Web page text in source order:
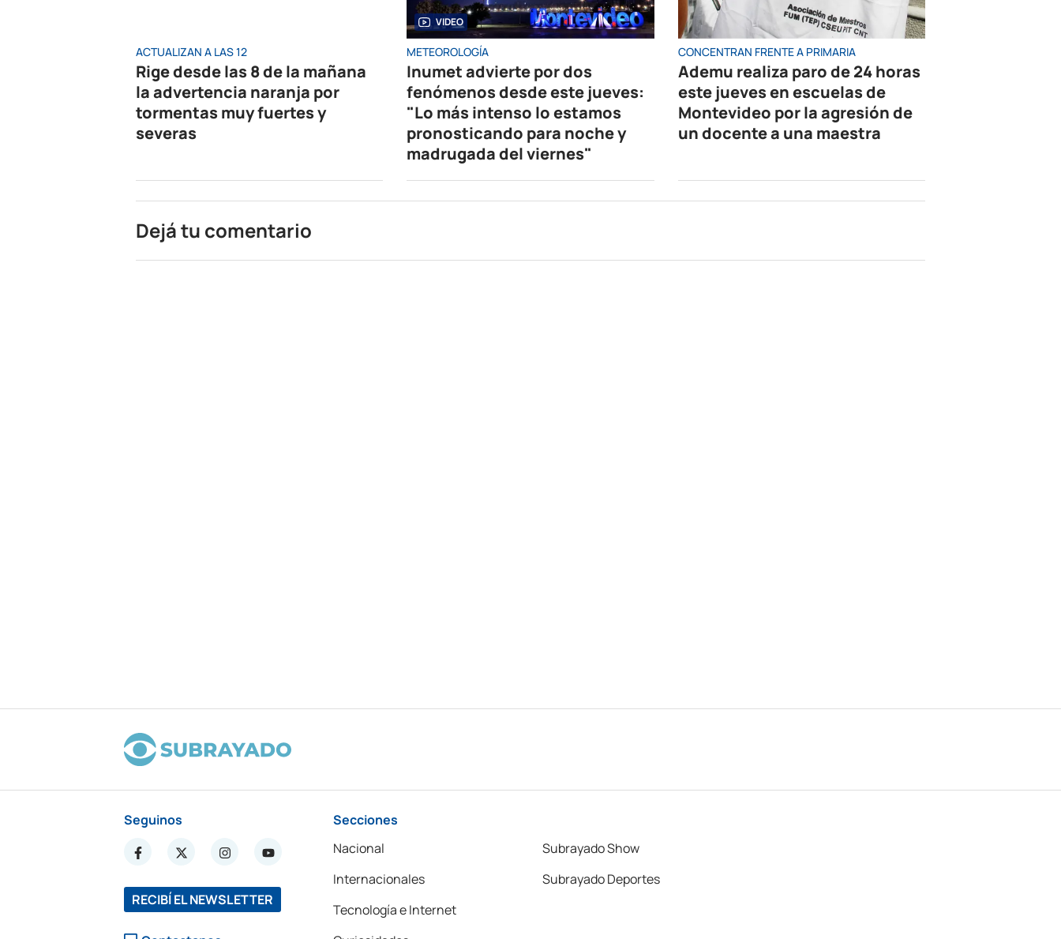
ACTUALIZAN A LAS 12
Rige desde las 8 de la mañana
la advertencia naranja por
tormentas muy fuertes y
severas
VIDEO
METEOROLOGÍA
Inumet advierte por dos
fenómenos desde este jueves:
"Lo más intenso lo estamos
pronosticando para noche y
madrugada del viernes"
CONCENTRAN FRENTE A PRIMARIA
Ademu realiza paro de 24 horas
este jueves en escuelas de
Montevideo por la agresión de
un docente a una maestra
Dejá tu comentario
Seguinos
RECIBÍ EL NEWSLETTER
Secciones
Nacional
Internacionales
Tecnología e Internet
Subrayado Show
Subrayado Deportes